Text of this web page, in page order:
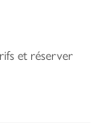
et réserver